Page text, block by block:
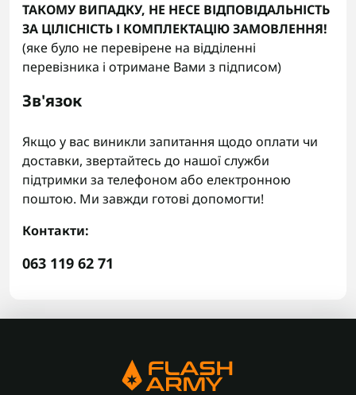
ТАКОМУ ВИПАДКУ, НЕ НЕСЕ ВІДПОВІДАЛЬНІСТЬ
ЗА ЦІЛІСНІСТЬ І КОМПЛЕКТАЦІЮ ЗАМОВЛЕННЯ!
(яке було не перевірене на відділенні
перевізника і отримане Вами з підписом)
Зв'язок
Якщо у вас виникли запитання щодо оплати чи
доставки, звертайтесь до нашої служби
підтримки за телефоном або електронною
поштою. Ми завжди готові допомогти!
Контакти:
063 119 62 71